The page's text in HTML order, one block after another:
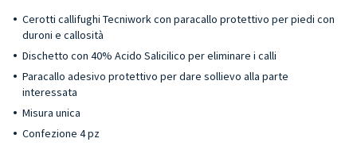
Cerotti callifughi Tecniwork con paracallo protettivo per piedi con
duroni e callosità
Dischetto con 40% Acido Salicilico per eliminare i calli
Paracallo adesivo protettivo per dare sollievo alla parte
interessata
Misura unica
Confezione 4 pz